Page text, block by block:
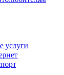
услуги